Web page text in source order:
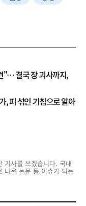
"… 결국 장 괴사까지,
, 피 섞인 기침으로 알아
기사를 쓰겠습니다. 국내
나온 논문 등 이슈가 되는